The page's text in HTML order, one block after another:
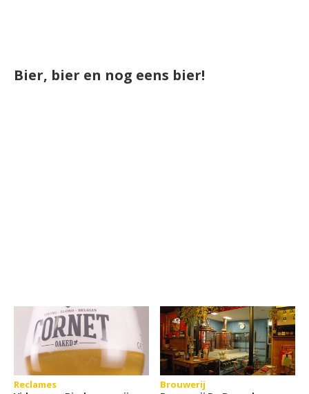
Bier, bier en nog eens bier!
Reclames
Brouwerij